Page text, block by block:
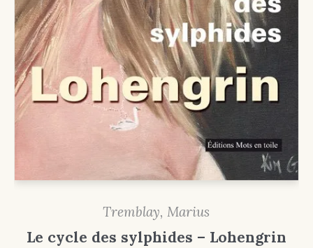
Tremblay, Marius
Le cycle des sylphides – Lohengrin